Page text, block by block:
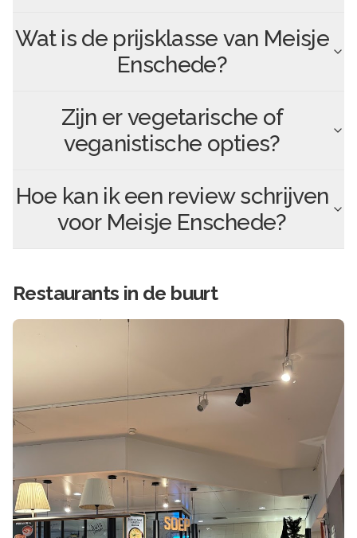
Wat is de prijsklasse van Meisje
Enschede?
Zijn er vegetarische of
veganistische opties?
Hoe kan ik een review schrijven
voor Meisje Enschede?
Restaurants in de buurt